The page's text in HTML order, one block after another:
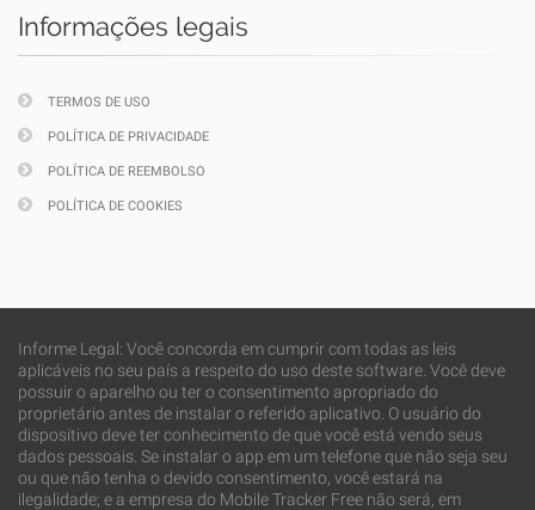
Informações legais
TERMOS DE USO
POLÍTICA DE PRIVACIDADE
POLÍTICA DE REEMBOLSO
POLÍTICA DE COOKIES
Informe Legal: Você concorda em cumprir com todas as leis
aplicáveis no seu país a respeito do uso deste software. Você deve
possuir o aparelho ou ter o consentimento apropriado do
proprietário antes de instalar o referido aplicativo. O usuário do
dispositivo deve ter conhecimento de que você está vendo seus
dados pessoais. Se instalar o app em um telefone que não seja seu
ou que não tenha o devido consentimento, você estará na
ilegalidade; e a empresa do Mobile Tracker Free não será, em